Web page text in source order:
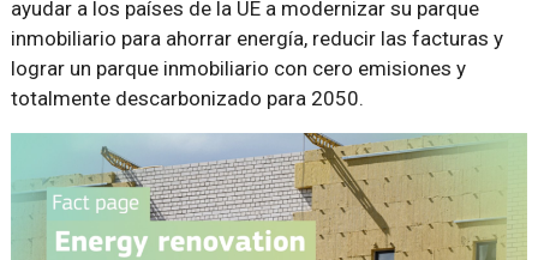
ayudar a los países de la UE a modernizar su parque
inmobiliario para ahorrar energía, reducir las facturas y
lograr un parque inmobiliario con cero emisiones y
totalmente descarbonizado para 2050.